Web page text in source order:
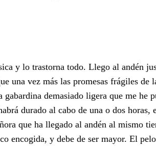
y lo trastorna todo. Llego al andén
una vez más las promesas frágiles de
demasiado ligera que me he
durado al cabo de una o dos horas,
que ha llegado al andén al mismo
encogida, y debe de ser mayor. El